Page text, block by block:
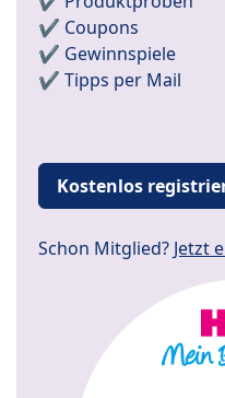
✔️ Coupons
✔️ Gewinnspiele
✔️ Tipps per Mail
Kostenlos
Schon Mitglied? Jetzt